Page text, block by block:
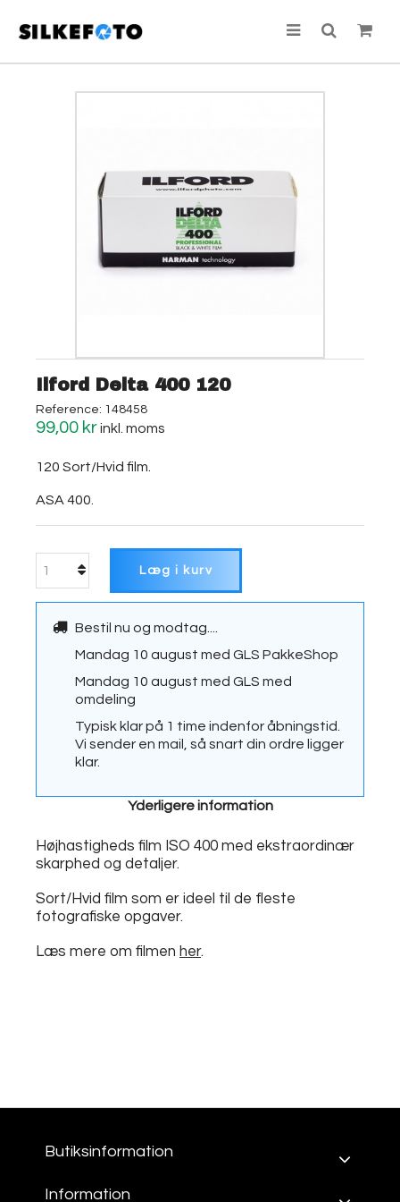
Ilford Delta 400 120
Reference: 148458
99,00 krinkl. moms
120 Sort/Hvid film.
ASA 400.
Læg i kurv
Bestil nu og modtag....
Mandag 10 august med GLS PakkeShop
Mandag 10 august med GLS med
omdeling
Typisk klar på 1 time indenfor åbningstid.
Vi sender en mail, så snart din ordre ligger
klar.
Yderligere information
Højhastigheds film ISO 400 med ekstraordinær
skarphed og detaljer.
Sort/Hvid film som er ideel til de fleste
fotografiske opgaver.
Læs mere om filmen her.
Butiksinformation
Information